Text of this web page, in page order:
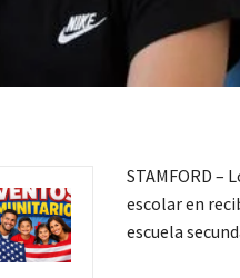
STAMFORD
escolar en
escuela